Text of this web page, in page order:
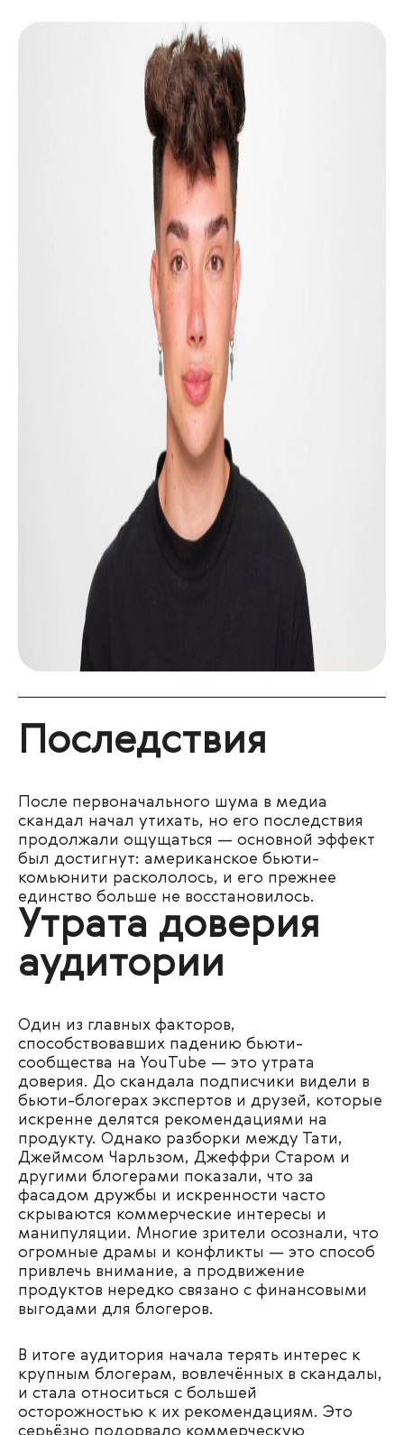
Последствия
После первоначального шума в медиа
скандал начал утихать, но его последствия
продолжали ощущаться — основной эффект
был достигнут: американское бьюти-
комьюнити раскололось, и его прежнее
единство больше не восстановилось.
Утрата доверия
аудитории
Один из главных факторов,
способствовавших падению бьюти-
сообщества на YouTube — это утрата
доверия. До скандала подписчики видели в
бьюти-блогерах экспертов и друзей, которые
искренне делятся рекомендациями на
продукту. Однако разборки между Тати,
Джеймсом Чарльзом, Джеффри Старом и
другими блогерами показали, что за
фасадом дружбы и искренности часто
скрываются коммерческие интересы и
манипуляции. Многие зрители осознали, что
огромные драмы и конфликты — это способ
привлечь внимание, а продвижение
продуктов нередко связано с финансовыми
выгодами для блогеров.
В итоге аудитория начала терять интерес к
крупным блогерам, вовлечённых в скандалы,
и стала относиться с большей
осторожностью к их рекомендациям. Это
серьёзно подорвало коммерческую